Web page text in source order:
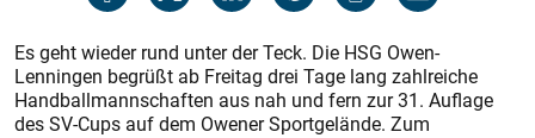
Es geht wieder rund unter der Teck. Die HSG Owen-
Lenningen begrüßt ab Freitag drei Tage lang zahlreiche
Handballmannschaften aus nah und fern zur 31. Auflage
des SV-Cups auf dem Owener Sportgelände. Zum